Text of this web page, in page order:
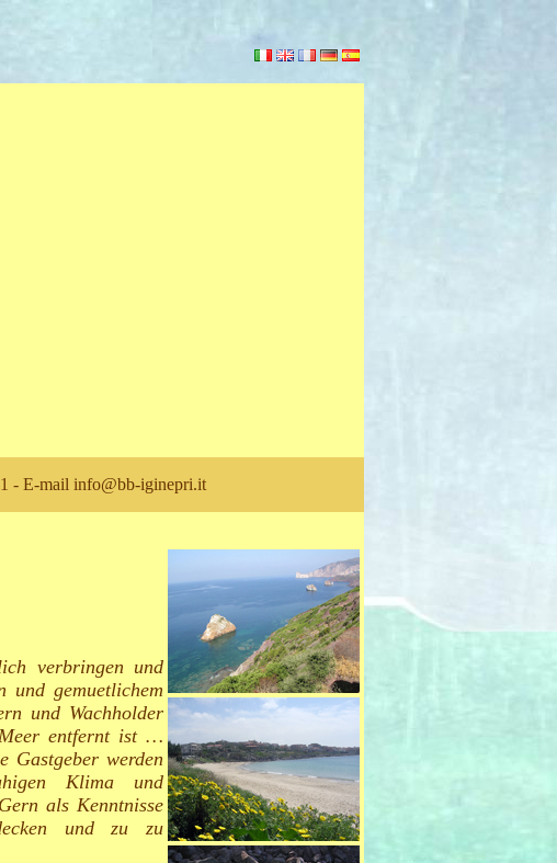
- E-mail info@bb-iginepri.it
verbringen und
und gemuetlichem
und Wachholder
entfernt ist …
Gastgeberwerden
Klima und
Gern als Kenntnisse
und zu
zu